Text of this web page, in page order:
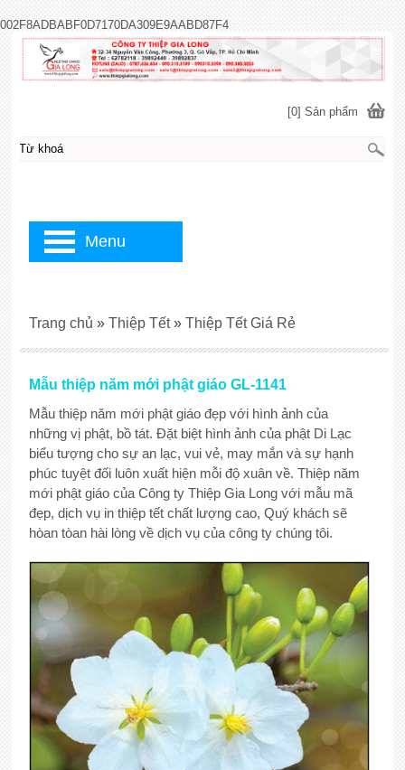
002F8ADBABF0D7170DA309E9AABD87F4
Mẫu thiệp năm mới phật giáo GL-1141
Mẫu thiệp năm mới phật giáo đẹp với hình ảnh của
những vị phật, bồ tát. Đặt biệt hình ảnh của phật Di Lạc
biểu tượng cho sự an lạc, vui vẻ, may mắn và sự hạnh
phúc tuyệt đối luôn xuất hiện mỗi độ xuân về. Thiệp năm
mới phật giáo của Công ty Thiệp Gia Long với mẫu mã
đẹp, dịch vụ in thiệp tết chất lượng cao, Quý khách sẽ
hòan tòan hài lòng về dịch vụ của công ty chúng tôi.
Trang chủ » Thiệp Tết » Thiệp Tết Giá Rẻ
[0] Sản phẩm
Menu